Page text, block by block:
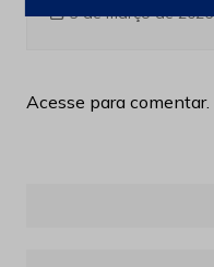
3 de março de 2026
Acesse para comentar.